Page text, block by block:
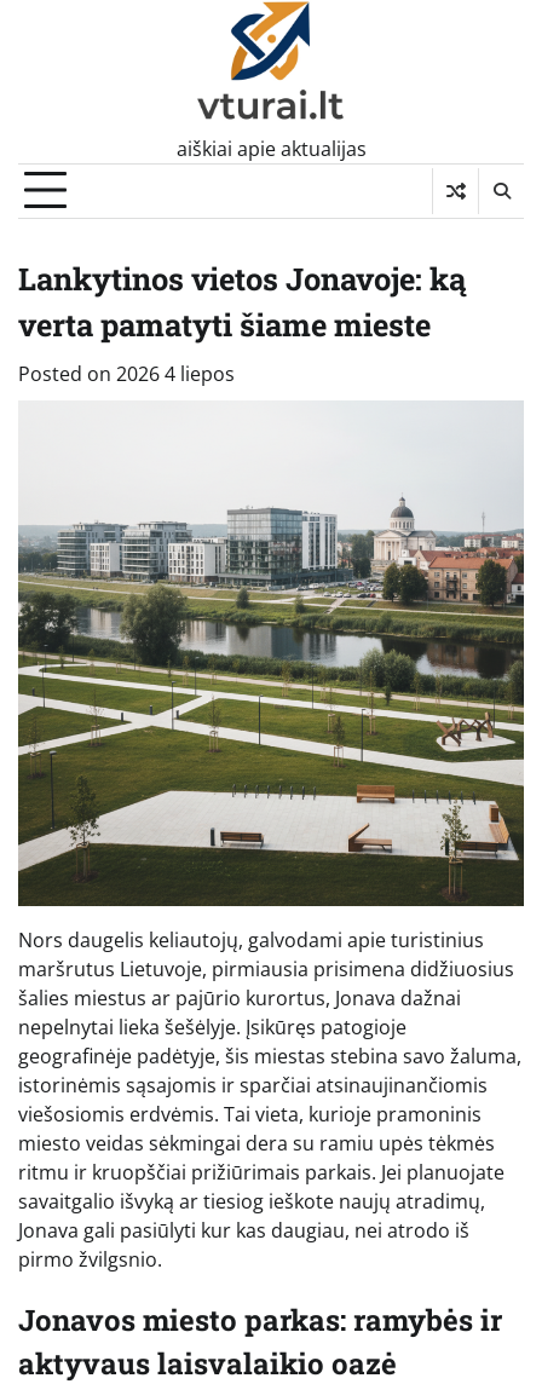
aiškiai apie aktualijas
Lankytinos vietos Jonavoje: ką
verta pamatyti šiame mieste
Posted on 2026 4 liepos
Nors daugelis keliautojų, galvodami apie turistinius
maršrutus Lietuvoje, pirmiausia prisimena didžiuosius
šalies miestus ar pajūrio kurortus, Jonava dažnai
nepelnytai lieka šešėlyje. Įsikūręs patogioje
geografinėje padėtyje, šis miestas stebina savo žaluma,
istorinėmis sąsajomis ir sparčiai atsinaujinančiomis
viešosiomis erdvėmis. Tai vieta, kurioje pramoninis
miesto veidas sėkmingai dera su ramiu upės tėkmės
ritmu ir kruopščiai prižiūrimais parkais. Jei planuojate
savaitgalio išvyką ar tiesiog ieškote naujų atradimų,
Jonava gali pasiūlyti kur kas daugiau, nei atrodo iš
pirmo žvilgsnio.
Jonavos miesto parkas: ramybės ir
aktyvaus laisvalaikio oazė